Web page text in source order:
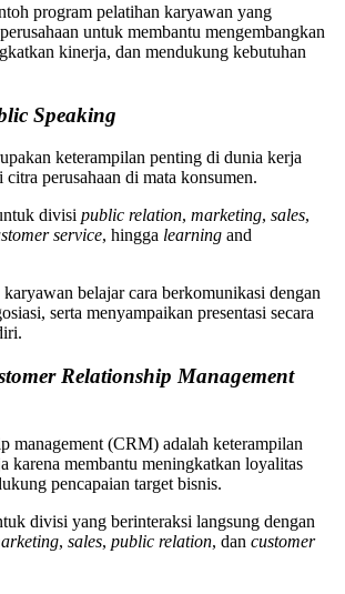
program pelatihan karyawan yang
untuk membantu mengembangkan
kinerja, dan mendukung kebutuhan
Speaking
keterampilan penting di dunia kerja
citra perusahaan di mata konsumen.
divisi public relation, marketing, sales,
service, hingga learning and
belajar cara berkomunikasi dengan
serta menyampaikan presentasi secara
Relationship Management
management (CRM) adalah keterampilan
karena membantu meningkatkan loyalitas
pencapaian target bisnis.
divisi yang berinteraksi langsung dengan
, sales, public relation, dan customer